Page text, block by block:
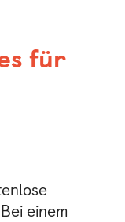
für
einem